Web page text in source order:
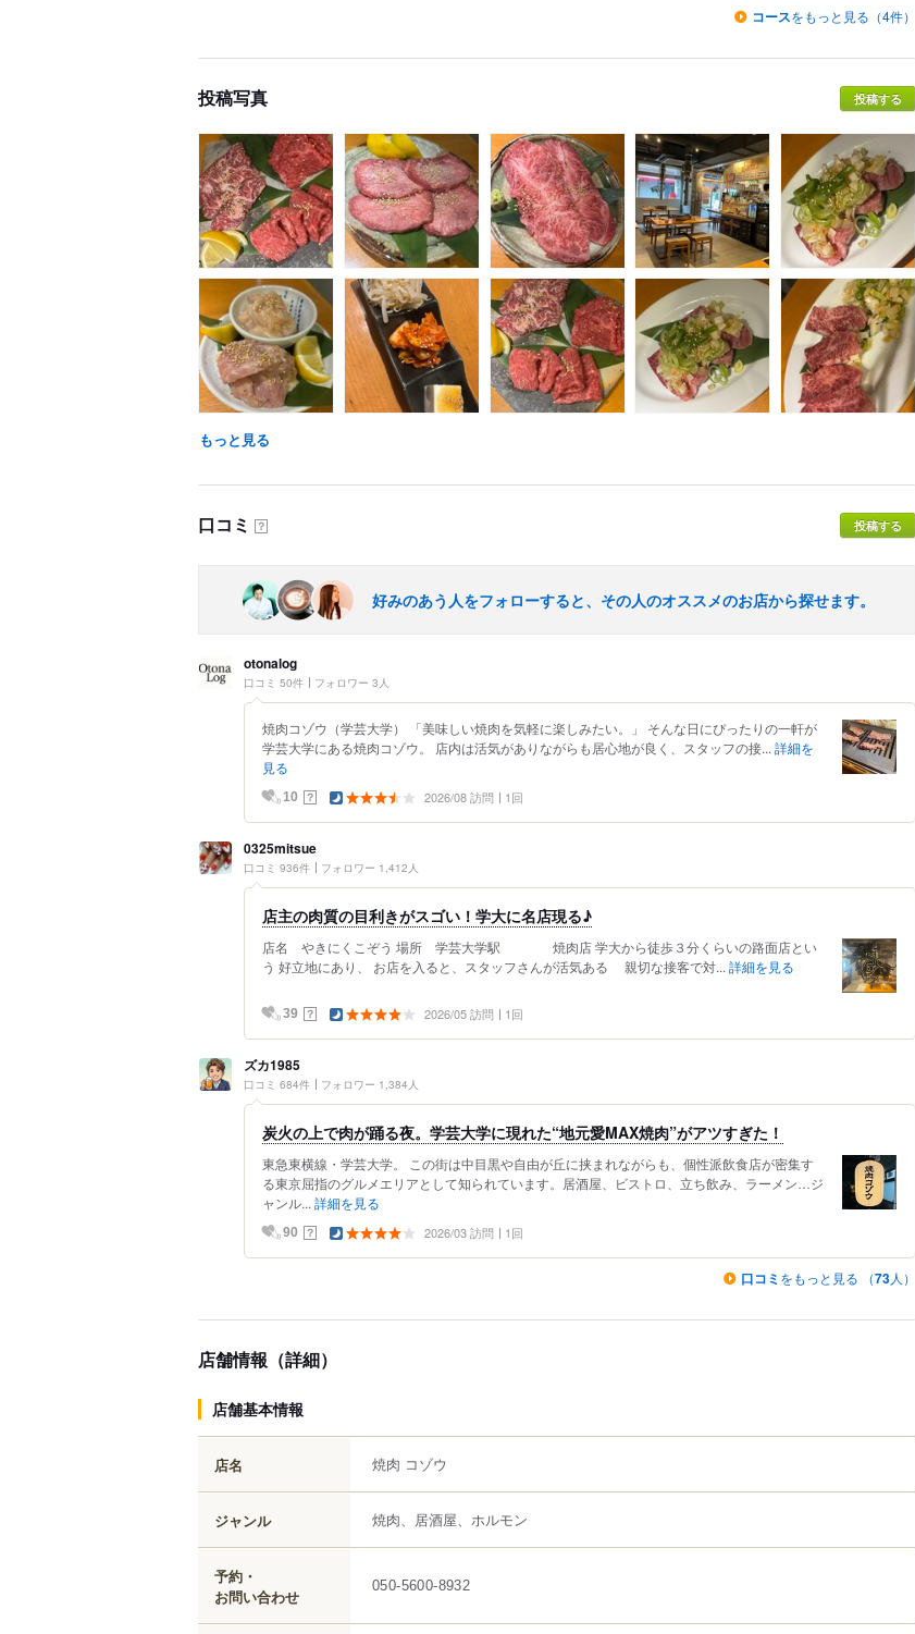
コースをもっと見る（4件）
投稿写真 投稿する
もっと見る
口コミ ？ 投稿する
好みのあう人をフォローすると、その人のオススメのお店から探せます。
otonalog
口コミ 50件 フォロワー 3人
焼肉コゾウ（学芸大学） 「美味しい焼肉を気軽に楽しみたい。」 そんな日にぴったりの一軒が
学芸大学にある焼肉コゾウ。 店内は活気がありながらも居心地が良く、スタッフの接... 詳細を
見る
10 ？ 2026/08 訪問 1回
0325mitsue
口コミ 936件 フォロワー 1,412人
店主の肉質の目利きがスゴい！学大に名店現る♪
店名 やきにくこぞう 場所 学芸大学駅 焼肉店 学大から徒歩３分くらいの路面店とい
う 好立地にあり、 お店を入ると、スタッフさんが活気ある 親切な接客で対... 詳細を見る
39 ？ 2026/05 訪問 1回
ズカ1985
口コミ 684件 フォロワー 1,384人
炭火の上で肉が踊る夜。学芸大学に現れた“地元愛MAX焼肉”がアツすぎた！
東急東横線・学芸大学。 この街は中目黒や自由が丘に挟まれながらも、個性派飲食店が密集す
る東京屈指のグルメエリアとして知られています。居酒屋、ビストロ、立ち飲み、ラーメン…ジ
ャンル... 詳細を見る
90 ？ 2026/03 訪問 1回
口コミ をもっと見る （73人）
店舗情報（詳細）
店舗基本情報
店名 焼肉 コゾウ
ジャンル 焼肉、居酒屋、ホルモン
予約・
お問い合わせ
050-5600-8932